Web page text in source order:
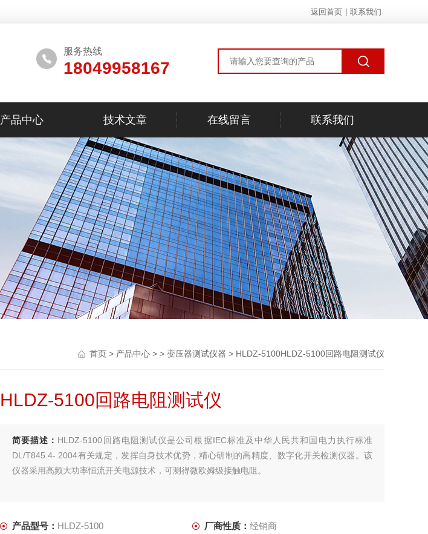
返回首页 联系我们
服务热线
18049958167
产品中心 技术文章 在线留言 联系我们
首页 > 产品中心 > > 变压器测试仪器 > HLDZ-5100HLDZ-5100回路电阻测试仪
HLDZ-5100回路电阻测试仪
简要描述： HLDZ-5100回路电阻测试仪是公司根据IEC标准及中华人民共和国电力执行标准
DL/T845.4- 2004有关规定，发挥自身技术优势，精心研制的高精度、数字化开关检测仪器。该
仪器采用高频大功率恒流开关电源技术，可测得微欧姆级接触电阻。
产品型号： HLDZ-5100 厂商性质： 经销商